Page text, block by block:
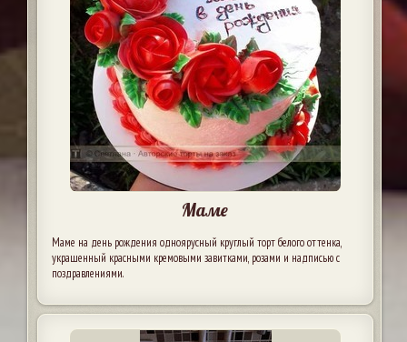
Маме
Маме на день рождения одноярусный круглый торт белого оттенка,
украшенный красными кремовыми завитками, розами и надписью с
поздравлениями.